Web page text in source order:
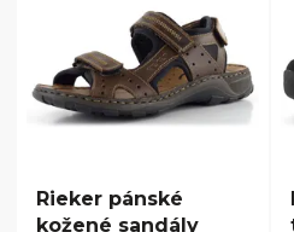
Rieker pánské
kožené sandály